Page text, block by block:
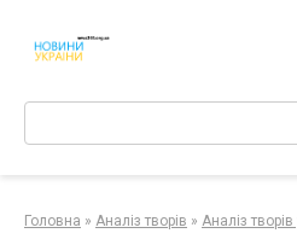
контенту
Поиск:
Головна » Аналіз творів » Аналіз творів